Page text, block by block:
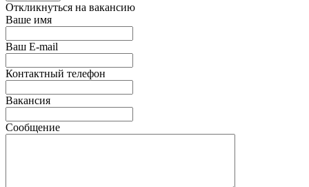
Откликнуться на вакансию
Ваше имя
Ваш E-mail
Контактный телефон
Вакансия
Сообщение